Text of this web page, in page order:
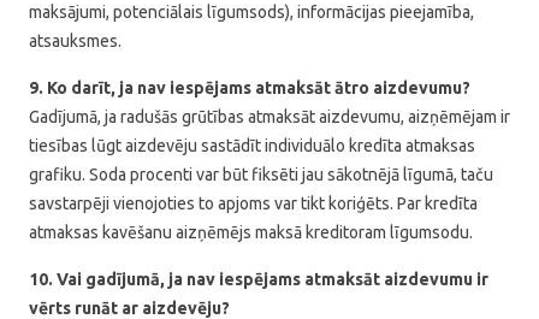
maksājumi, potenciālais līgumsods), informācijas pieejamība,
atsauksmes.
9. Ko darīt, ja nav iespējams atmaksāt ātro aizdevumu?
Gadījumā, ja radušās grūtības atmaksāt aizdevumu, aizņēmējam ir
tiesības lūgt aizdevēju sastādīt individuālo kredīta atmaksas
grafiku. Soda procenti var būt fiksēti jau sākotnējā līgumā, taču
savstarpēji vienojoties to apjoms var tikt koriģēts. Par kredīta
atmaksas kavēšanu aizņēmējs maksā kreditoram līgumsodu.
10. Vai gadījumā, ja nav iespējams atmaksāt aizdevumu ir
vērts runāt ar aizdevēju?